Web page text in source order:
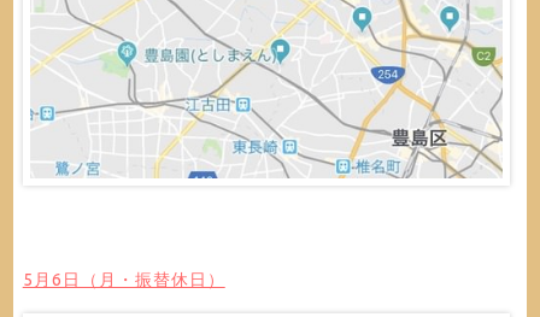
5月6日（月・振替休日）